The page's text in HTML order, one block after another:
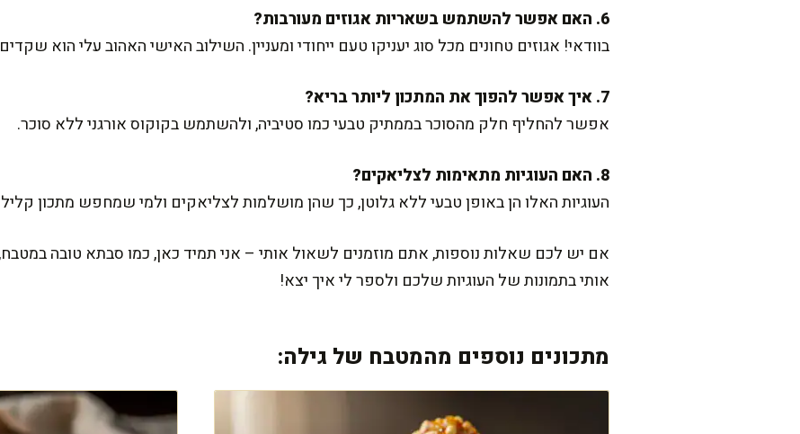
6. האם אפשר להשתמש בשאריות אגוזים מעורבות?
בוודאי! אגוזים טחונים מכל סוג יעניקו טעם ייחודי ומעניין. השילוב האישי האהוב עלי הוא
7. איך אפשר להפוך את המתכון ליותר בריא?
אפשר להחליף חלק מהסוכר בממתיק טבעי כמו סטיביה, ולהשתמש בקוקוס אורגני ללא סוכר.
8. האם העוגיות מתאימות לצליאקים?
העוגיות האלו הן באופן טבעי ללא גלוטן, כך שהן מושלמות לצליאקים ולמי שמחפש מתכון
אם יש לכם שאלות נוספות, אתם מוזמנים לשאול אותי – אני תמיד כאן, כמו סבתא טובה
אותי בתמונות של העוגיות שלכם ולספר לי איך יצא!
מתכונים נוספים מהמטבח של גילה: